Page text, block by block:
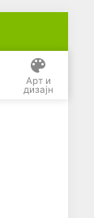
Арт и
дизајн